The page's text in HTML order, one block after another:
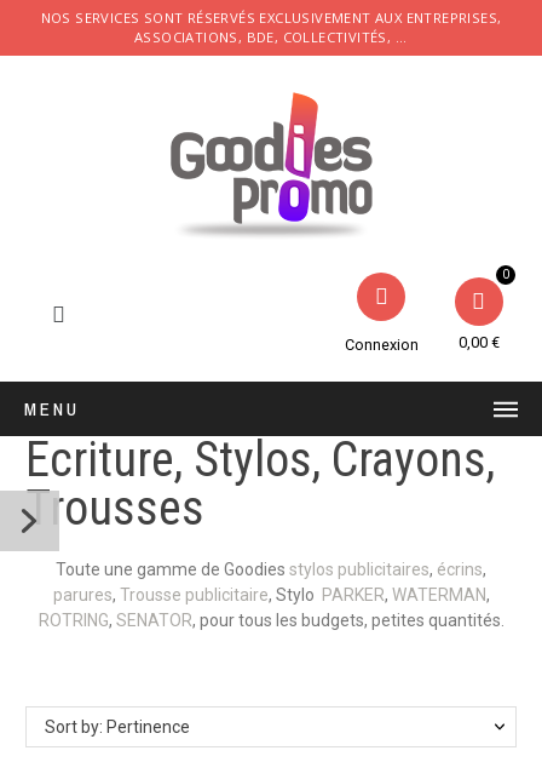
NOS SERVICES SONT RÉSERVÉS EXCLUSIVEMENT AUX ENTREPRISES,
ASSOCIATIONS, BDE, COLLECTIVITÉS, ...
Connexion 0,00 €
MENU
Ecriture, Stylos, Crayons,
Trousses
Toute une gamme de Goodies stylos publicitaires, écrins,
parures, Trousse publicitaire, Stylo PARKER, WATERMAN,
ROTRING, SENATOR, pour tous les budgets, petites quantités.
Sort by: Pertinence